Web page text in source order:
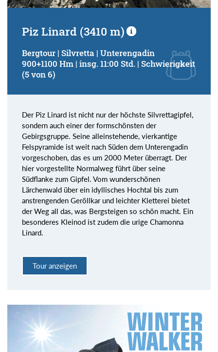
Piz Linard (3410 m)
Bergtour | Silvretta | Unterengadin
900+1100 Hm | insg. 11:00 Std. | Schwierigkeit
(5 von 6)
Der Piz Linard ist nicht nur der höchste Silvrettagipfel,
sondern auch einer der formschönsten der
Gebirgsgruppe. Seine alleinstehende, vierkantige
Felspyramide ist weit nach Süden dem Unterengadin
vorgeschoben, das es um 2000 Meter überragt. Der
hier vorgestellte Normalweg führt über seine
Südflanke zum Gipfel. Vom wunderschönen
Lärchenwald über ein idyllisches Hochtal bis zum
anstrengenden Geröllkar und leichter Kletterei bietet
der Weg all das, was Bergsteigen so schön macht. Ein
besonderes Kleinod ist zudem die urige Chamonna
Linard.
Tour anzeigen